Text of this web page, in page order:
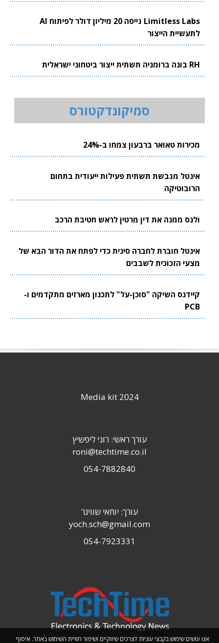
Limitless Labs גייסה 20 מיליון דולר לפיתוח AI
לתעשיית הייצור
RH בונה ברומניה תשתית ייצור ביטחוני ישראלית
סמיקונדקטורס
מכירות טאואר ברבעון צמחו ב-24%
אינטל מגבשת תשתית פעילות ייעודית בתחום
הרובוטיקה
ולנס ממנה את דין מרטין לראש חטיבת הרכב
אינטל חוברת לחברה סינית כדי לפתח את הדור הבא של
מצעי הזכוכית לשבבים
קיידנס השיקה "סוכן-על" לתכנון מארזים מתקדמים ו-
PCB
אנו עושים שימוש בקבצי עוגיות לצרכים שיווקיים ושיפור חוויית השימוש באתר. איסוף
Media kit 2024
עורך ראשי: רוני ליפשיץ
roni@techtime.co.il
054-7882840
עורך: יוחאי שוויגר
yoch.sch@gmail.com
054-7923331